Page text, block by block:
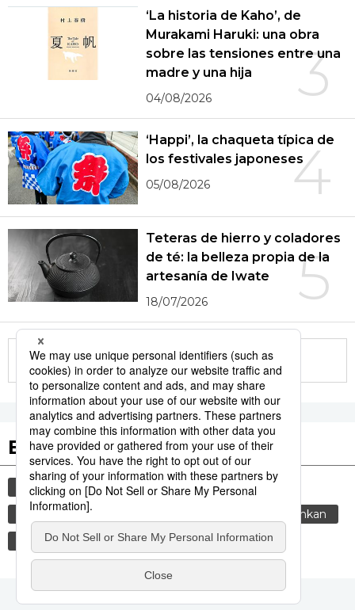
3
‘La historia de Kaho’, de
Murakami Haruki: una obra
sobre las tensiones entre una
madre y una hija
04/08/2026
4
‘Happi’, la chaqueta típica de
los festivales japoneses
05/08/2026
5
Teteras de hierro y coladores
de té: la belleza propia de la
artesanía de Iwate
18/07/2026
More in this series
Etiquetas destacadas
cultura gastronomía vida
comida
cortesía
genkan
sociedad
gastronomía japonesa